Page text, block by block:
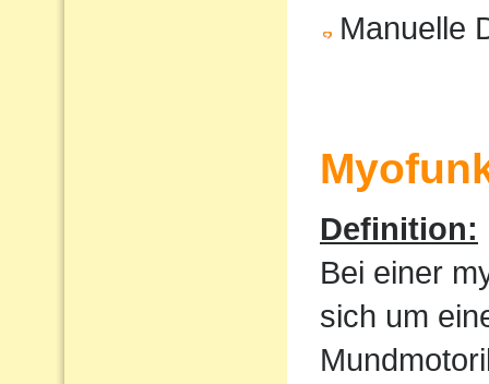
Manuelle
Definition:
Bei einer
sich um